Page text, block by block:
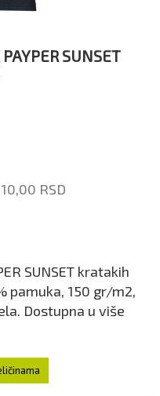
SUNSET
RSD
SUNSET kratakih
pamuka, 150 gr/m2,
Dostupna u više